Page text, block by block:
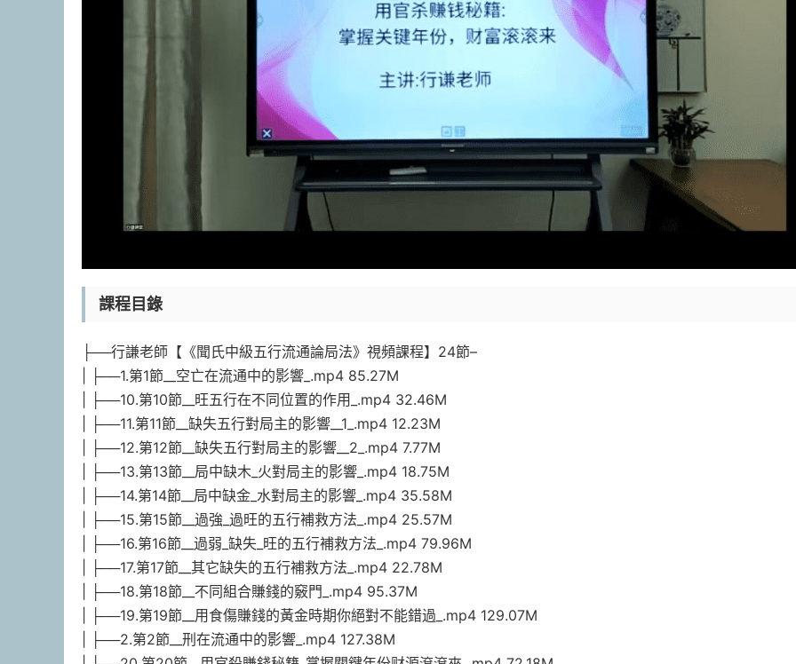
課程目錄
├──行謙老師【《聞氏中級五行流通論局法》視頻課程】24節–
| ├──1.第1節__空亡在流通中的影響_.mp4 85.27M
| ├──10.第10節__旺五行在不同位置的作用_.mp4 32.46M
| ├──11.第11節__缺失五行對局主的影響__1_.mp4 12.23M
| ├──12.第12節__缺失五行對局主的影響__2_.mp4 7.77M
| ├──13.第13節__局中缺木_火對局主的影響_.mp4 18.75M
| ├──14.第14節__局中缺金_水對局主的影響_.mp4 35.58M
| ├──15.第15節__過強_過旺的五行補救方法_.mp4 25.57M
| ├──16.第16節__過弱_缺失_旺的五行補救方法_.mp4 79.96M
| ├──17.第17節__其它缺失的五行補救方法_.mp4 22.78M
| ├──18.第18節__不同組合賺錢的竅門_.mp4 95.37M
| ├──19.第19節__用食傷賺錢的黃金時期你絕對不能錯過_.mp4 129.07M
| ├──2.第2節__刑在流通中的影響_.mp4 127.38M